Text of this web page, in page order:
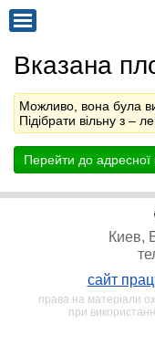
Вказана
Можливо, вона була
Підібрати вільну з –
Перейти до адресної
Киев,
сайт
права на матеріали
при